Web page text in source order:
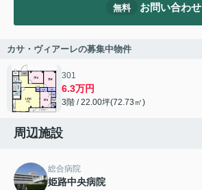
無料 お問い合わせ
カサ・ヴィアーレの募集中物件
301
6.3万円
3階 / 22.00坪(72.73㎡)
周辺施設
総合病院
姫路中央病院